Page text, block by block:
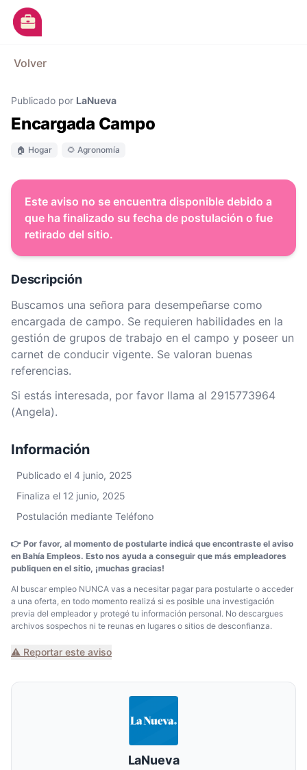
Ir al contenido principal
Categorías
Empresas
Blog
Dejá tu CV
Volver
Publicado por LaNueva
Encargada Campo
🏠 Hogar 🌻 Agronomía
Este aviso no se encuentra disponible debido a
que ha finalizado su fecha de postulación o fue
retirado del sitio.
Descripción
Buscamos una señora para desempeñarse como
encargada de campo. Se requieren habilidades en la
gestión de grupos de trabajo en el campo y poseer un
carnet de conducir vigente. Se valoran buenas
referencias.
Si estás interesada, por favor llama al 2915773964
(Angela).
Información
Publicado el 4 junio, 2025
Finaliza el 12 junio, 2025
Postulación mediante Teléfono
👉 Por favor, al momento de postularte indicá que encontraste el aviso
en Bahía Empleos. Esto nos ayuda a conseguir que más empleadores
publiquen en el sitio, ¡muchas gracias!
Al buscar empleo NUNCA vas a necesitar pagar para postularte o acceder
a una oferta, en todo momento realizá si es posible una investigación
previa del empleador y protegé tu información personal. No descargues
archivos sospechos ni te reunas en lugares o sitios de desconfianza.
⚠️ Reportar este aviso
LaNueva